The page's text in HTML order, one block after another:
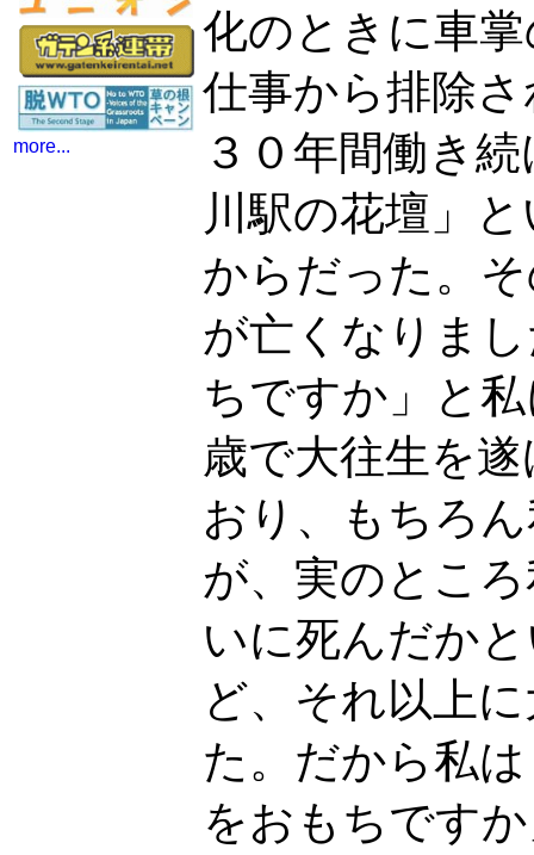
more...
化のときに車
仕事から排除
３０年間働き
川駅の花壇」
からだった。
が亡くなりま
ちですか」と
歳で大往生を
おり、もちろ
が、実のとこ
いに死んだか
ど、それ以上
た。だから私
をおもちです